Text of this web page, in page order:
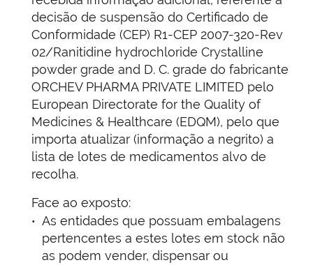
decisão de suspensão do Certificado de
Conformidade (CEP) R1-CEP 2007-320-Rev
02/Ranitidine hydrochloride Crystalline
powder grade and D. C. grade do fabricante
ORCHEV PHARMA PRIVATE LIMITED pelo
European Directorate for the Quality of
Medicines & Healthcare (EDQM), pelo que
importa atualizar (informação a negrito) a
lista de lotes de medicamentos alvo de
recolha.
Face ao exposto:
As entidades que possuam embalagens
pertencentes a estes lotes em stock não
as podem vender, dispensar ou